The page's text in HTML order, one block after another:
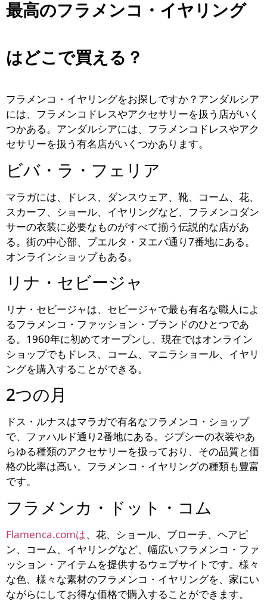
最高のフラメンコ・イヤリング
はどこで買える？
フラメンコ・イヤリングをお探しですか？アンダルシア
には、フラメンコドレスやアクセサリーを扱う店がいく
つかある。アンダルシアには、フラメンコドレスやアク
セサリーを扱う有名店がいくつかあります。
ビバ・ラ・フェリア
マラガには、ドレス、ダンスウェア、靴、コーム、花、
スカーフ、ショール、イヤリングなど、フラメンコダン
サーの衣装に必要なものがすべて揃う伝説的な店があ
る。街の中心部、プエルタ・ヌエバ通り7番地にある。
オンラインショップもある。
リナ・セビージャ
リナ・セビージャは、セビージャで最も有名な職人によ
るフラメンコ・ファッション・ブランドのひとつであ
る。1960年に初めてオープンし、現在ではオンライン
ショップでもドレス、コーム、マニラショール、イヤリ
ングを購入することができる。
2つの月
ドス・ルナスはマラガで有名なフラメンコ・ショップ
で、ファハルド通り2番地にある。ジプシーの衣装やあ
らゆる種類のアクセサリーを扱っており、その品質と価
格の比率は高い。フラメンコ・イヤリングの種類も豊富
です。
フラメンカ・ドット・コム
Flamenca.comは、花、ショール、ブローチ、ヘアピ
ン、コーム、イヤリングなど、幅広いフラメンコ・ファ
ッション・アイテムを提供するウェブサイトです。様々
な色、様々な素材のフラメンコ・イヤリングを、家にい
ながらにしてお得な価格で購入することができます。